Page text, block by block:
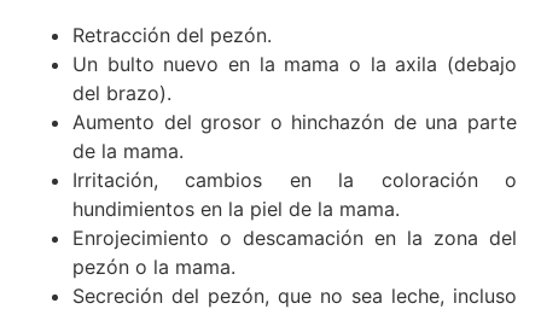
Retracción del pezón.
Un bulto nuevo en la mama o la axila (debajo
del brazo).
Aumento del grosor o hinchazón de una parte
de la mama.
Irritación, cambios en la coloración o
hundimientos en la piel de la mama.
Enrojecimiento o descamación en la zona del
pezón o la mama.
Secreción del pezón, que no sea leche, incluso